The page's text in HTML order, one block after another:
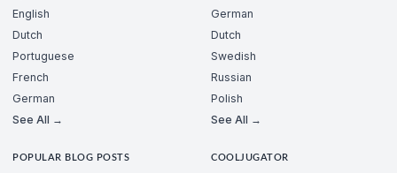
English
Dutch
Portuguese
French
German
See All →
German
Dutch
Swedish
Russian
Polish
See All →
POPULAR BLOG POSTS COOLJUGATOR